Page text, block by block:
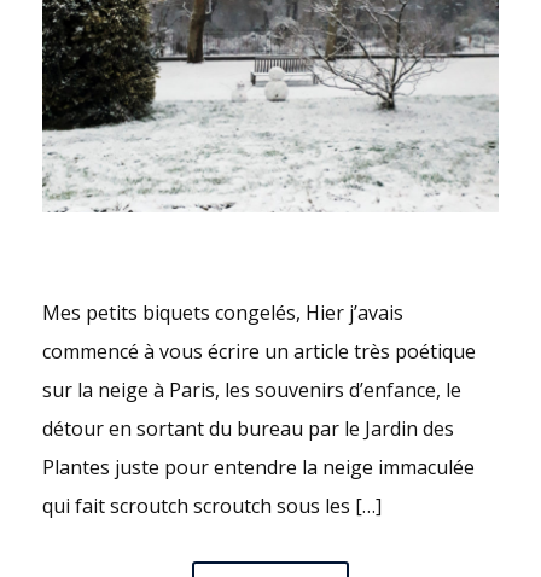
Mes petits biquets congelés, Hier j’avais
commencé à vous écrire un article très poétique
sur la neige à Paris, les souvenirs d’enfance, le
détour en sortant du bureau par le Jardin des
Plantes juste pour entendre la neige immaculée
qui fait scroutch scroutch sous les […]